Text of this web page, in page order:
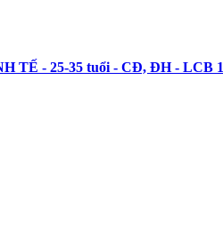
- 25-35 tuổi - CĐ, ĐH - LCB